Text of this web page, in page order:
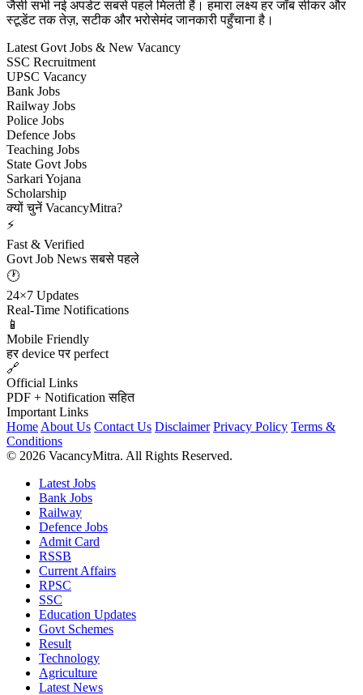
जैसी सभी नई अपडेट सबसे पहले मिलती हैं। हमारा लक्ष्य हर जॉब सीकर और
स्टूडेंट तक तेज़, सटीक और भरोसेमंद जानकारी पहुँचाना है।
Latest Govt Jobs & New Vacancy
SSC Recruitment
UPSC Vacancy
Bank Jobs
Railway Jobs
Police Jobs
Defence Jobs
Teaching Jobs
State Govt Jobs
Sarkari Yojana
Scholarship
क्यों चुनें VacancyMitra?
⚡
Fast & Verified
Govt Job News सबसे पहले
🕐
24×7 Updates
Real-Time Notifications
📱
Mobile Friendly
हर device पर perfect
🔗
Official Links
PDF + Notification सहित
Important Links
Home About Us Contact Us Disclaimer Privacy Policy Terms &
Conditions
© 2026 VacancyMitra. All Rights Reserved.
Latest Jobs
Bank Jobs
Railway
Defence Jobs
Admit Card
RSSB
Current Affairs
RPSC
SSC
Education Updates
Govt Schemes
Result
Technology
Agriculture
Latest News